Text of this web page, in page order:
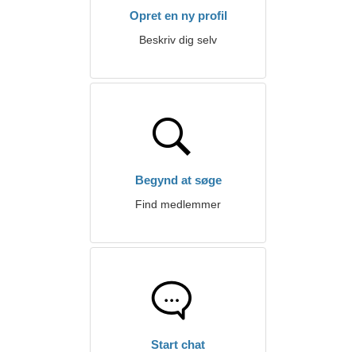
Opret en ny profil
Beskriv dig selv
Begynd at søge
Find medlemmer
Start chat